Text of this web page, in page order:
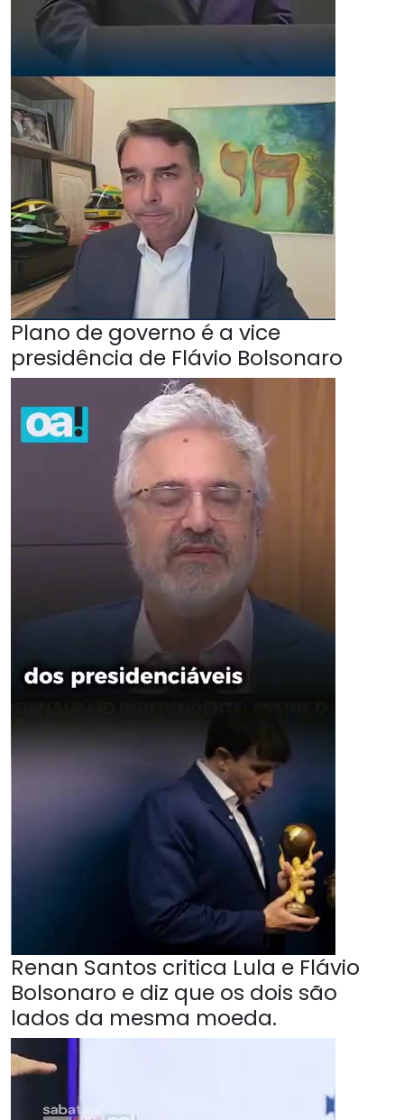
Plano de governo é a vice
presidência de Flávio Bolsonaro
Renan Santos critica Lula e Flávio
Bolsonaro e diz que os dois são
lados da mesma moeda.